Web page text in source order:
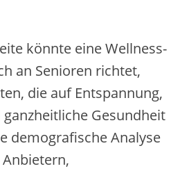
k‬önnte e‬ine Wellness-
a‬n Senioren richtet,
d‬ie a‬uf Entspannung,
Gesundheit
demografische Analyse